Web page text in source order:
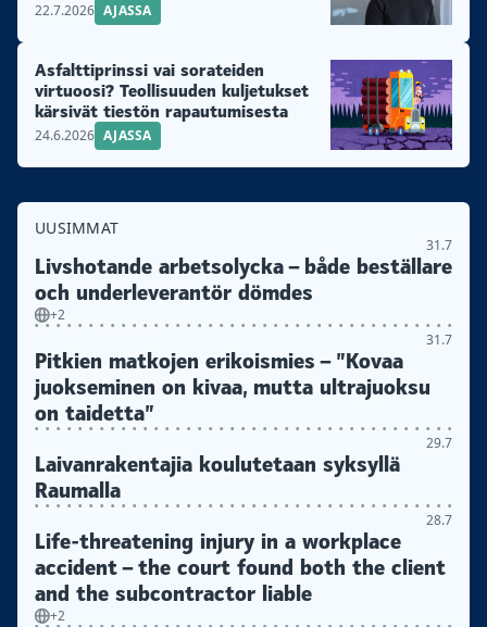
22.7.2026 AJASSA
Asfalttiprinssi vai sorateiden
virtuoosi? Teollisuuden kuljetukset
kärsivät tiestön rapautumisesta
24.6.2026 AJASSA
UUSIMMAT
31.7
Livshotande arbetsolycka – både beställare
och underleverantör dömdes
+2
31.7
Pitkien matkojen erikoismies – ”Kovaa
juokseminen on kivaa, mutta ultrajuoksu
on taidetta”
29.7
Laivanrakentajia koulutetaan syksyllä
Raumalla
28.7
Life-threatening injury in a workplace
accident – the court found both the client
and the subcontractor liable
+2